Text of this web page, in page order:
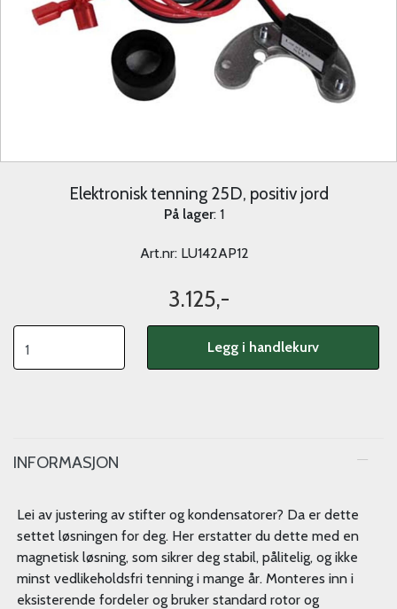
Elektronisk tenning 25D, positiv jord
På lager: 1
Art.nr: LU142AP12
3.125,-
Legg i handlekurv
INFORMASJON
Lei av justering av stifter og kondensatorer? Da er dette
settet løsningen for deg. Her erstatter du dette med en
magnetisk løsning, som sikrer deg stabil, pålitelig, og ikke
minst vedlikeholdsfri tenning i mange år. Monteres inn i
eksisterende fordeler og bruker standard rotor og